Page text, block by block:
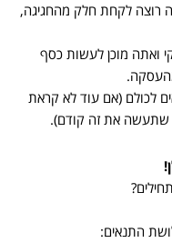
רוצה לקחת חלק מהחגיגה,
ואתה מוכן לעשות כסף
לכולם (אם עוד לא קראת
שתעשה את זה קודם).
התנאים: